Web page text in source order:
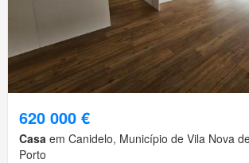
620 000 €
Casa em Canidelo, Município de Vila Nova
Porto